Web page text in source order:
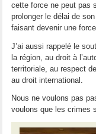
cette force ne peut pas
prolonger le délai de
faisant devenir une
J’ai aussi rappelé le
la région, au droit à
territoriale, au respect
au droit international.
Nous ne voulons pas
voulons que les crimes